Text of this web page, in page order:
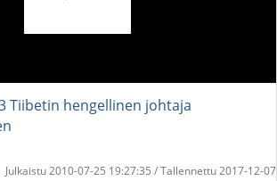
Tiibetin hengellinen johtaja
Julkaistu 2010-07-25 19:27:35 / Tallennettu 2017-12-07